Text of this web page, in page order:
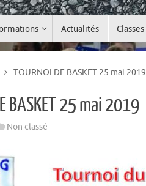
Actualités Classes
TOURNOI DE BASKET 25 mai 2019
BASKET 25 mai 2019
Non classé